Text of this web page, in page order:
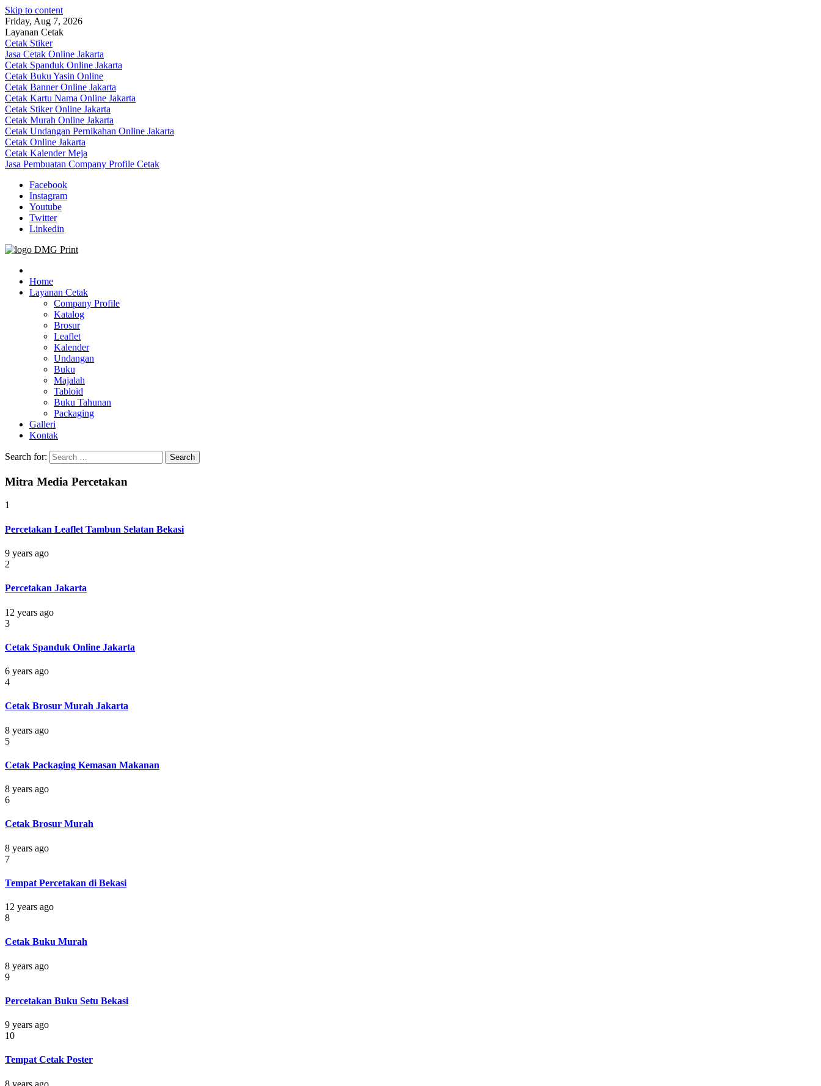
Skip to content
Friday, Aug 7, 2026
Layanan Cetak
Cetak Stiker
Jasa Cetak Online Jakarta
Cetak Spanduk Online Jakarta
Cetak Buku Yasin Online
Cetak Banner Online Jakarta
Cetak Kartu Nama Online Jakarta
Cetak Stiker Online Jakarta
Cetak Murah Online Jakarta
Cetak Undangan Pernikahan Online Jakarta
Cetak Online Jakarta
Cetak Kalender Meja
Jasa Pembuatan Company Profile Cetak
Facebook
Instagram
Youtube
Twitter
Linkedin
Jasa Cetak Online DMG Printing
Home
Layanan Cetak
Company Profile
Katalog
Brosur
Leaflet
Kalender
Undangan
Buku
Majalah
Tabloid
Buku Tahunan
Packaging
Galleri
Kontak
Search for:
Mitra Media Percetakan
1
Percetakan Leaflet Tambun Selatan Bekasi
9 years ago
2
Percetakan Jakarta
12 years ago
3
Cetak Spanduk Online Jakarta
6 years ago
4
Cetak Brosur Murah Jakarta
8 years ago
5
Cetak Packaging Kemasan Makanan
8 years ago
6
Cetak Brosur Murah
8 years ago
7
Tempat Percetakan di Bekasi
12 years ago
8
Cetak Buku Murah
8 years ago
9
Percetakan Buku Setu Bekasi
9 years ago
10
Tempat Cetak Poster
8 years ago